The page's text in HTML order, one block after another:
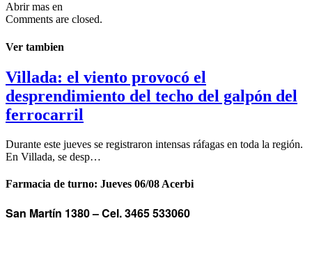
Abrir mas en
Comments are closed.
Ver tambien
Villada: el viento provocó el
desprendimiento del techo del galpón del
ferrocarril
Durante este jueves se registraron intensas ráfagas en toda la región.
En Villada, se desp…
Farmacia de turno: Jueves 06/08 Acerbi
San Martín 1380 –Cel. 3465 533060